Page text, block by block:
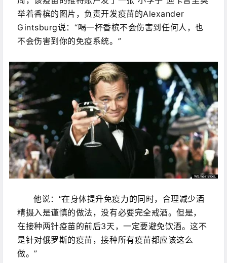
举着香槟的图片，负责开发疫苗的Alexander
Gintsburg说：“喝一杯香槟不会伤害到任何人，也
不会伤害到你的免疫系统。”
他说：“在身体提升免疫力的同时，合理减少酒
精摄入是谨慎的做法，没有必要完全戒酒。但是，
在接种两针疫苗的前后3天，一定要避免饮酒。这不
是针对俄罗斯的疫苗，接种所有疫苗都应该这么
做。”